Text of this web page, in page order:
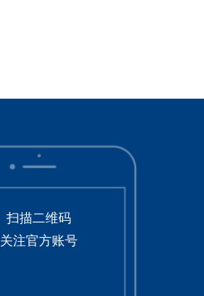
扫描二维码
关注官方账号